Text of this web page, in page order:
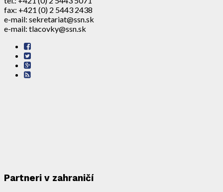
fax: +421 (0) 2 5443 2438
e-mail: sekretariat@ssn.sk
e-mail: tlacovky@ssn.sk
Partneri v zahraničí